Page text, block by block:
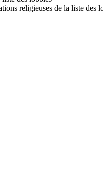
religieuses de la liste